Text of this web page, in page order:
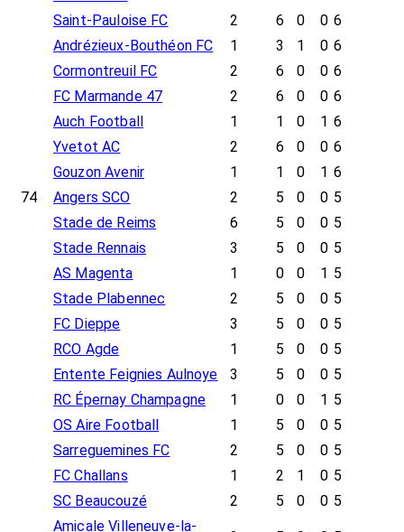
Saint-Pauloise FC
2 6 0 0 6
Andrézieux-Bouthéon FC
1 3 1 0 6
Cormontreuil FC
2 6 0 0 6
FC Marmande 47
2 6 0 0 6
Auch Football
1 1 0 1 6
Yvetot AC
2 6 0 0 6
Gouzon Avenir
1 1 0 1 6
74
Angers SCO 2 5 0 0 5
Stade de Reims
6 5 0 0 5
Stade Rennais
3 5 0 0 5
AS Magenta
1 0 0 1 5
Stade Plabennec
2 5 0 0 5
FC Dieppe
3 5 0 0 5
RCO Agde
1 5 0 0 5
Entente Feignies Aulnoye
3 5 0 0 5
RC Épernay Champagne
1 0 0 1 5
OS Aire Football
1 5 0 0 5
Sarreguemines FC
2 5 0 0 5
FC Challans
1 2 1 0 5
SC Beaucouzé
2 5 0 0 5
Amicale Villeneuve-la-